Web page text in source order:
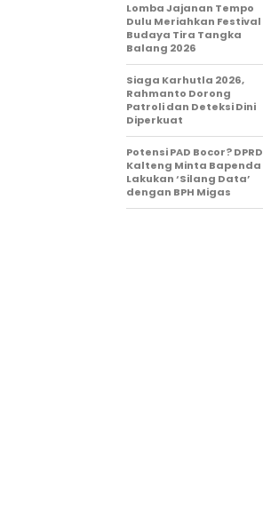
Lomba Jajanan Tempo
Dulu Meriahkan Festival
Budaya Tira Tangka
Balang 2026
Siaga Karhutla 2026,
Rahmanto Dorong
Patroli dan Deteksi Dini
Diperkuat
Potensi PAD Bocor? DPRD
Kalteng Minta Bapenda
Lakukan ‘Silang Data’
dengan BPH Migas